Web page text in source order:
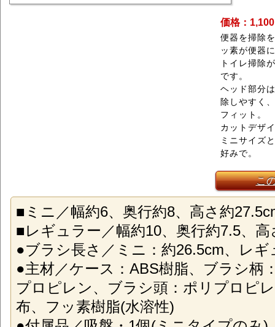
価格：
便器を掃除
ッ素が便器
トイレ掃除
です。
ヘッド部分
除しやすく
フィット。
カットデザ
ミニサイズ
好みで。
こ
■ミニ／幅約6、奥行約8、高さ約
■レギュラー／幅約10、奥行約7.5、高
●ブラシ長さ／ミニ：約26.5cm、レギ
●主材／ケース：ABS樹脂、ブラシ柄
プロピレン、ブラシ頭：ポリプロピ
布、フッ素樹脂(水溶性)